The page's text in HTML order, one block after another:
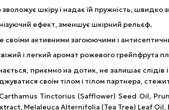
шкіру і надає їй пружність, швидко
ефект, зменшує шкірний рельєф.
своїми активними загоюючими і
і легкий аромат рожевого грейпфрута
приємно на дотик, не залишає
своїм тілом і тілом партнера,
Tinctorius (Safflower) Seed Oil,
Melaleuca Alternifolia (Tea Tree) Leaf